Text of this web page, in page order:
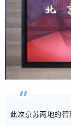
此次京苏两地的